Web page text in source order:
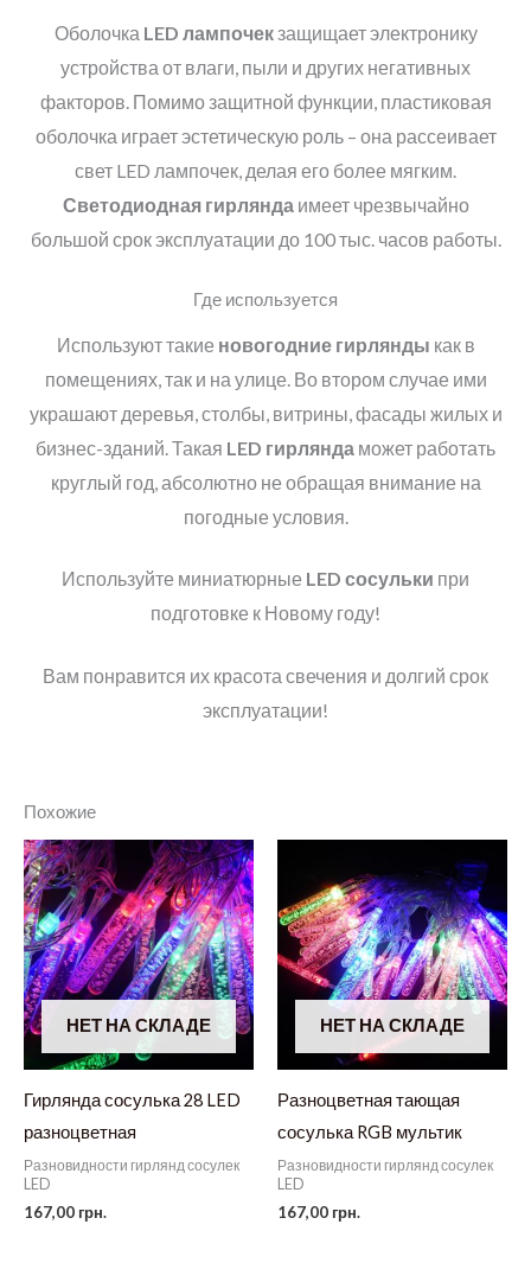
Оболочка LED лампочекзащищает электронику
устройства от влаги, пыли и других негативных
факторов. Помимо защитной функции, пластиковая
оболочка играет эстетическую роль – она рассеивает
свет LED лампочек, делая его более мягким.
Светодиодная гирлянда имеет чрезвычайно
большой срок эксплуатации до 100 тыс. часов работы.
Где используется
Используют такие новогодние гирлянды как в
помещениях, так и на улице. Во втором случае ими
украшают деревья, столбы, витрины, фасады жилых и
бизнес-зданий. Такая LED гирлянда может работать
круглый год, абсолютно не обращая внимание на
погодные условия.
Используйте миниатюрные LED сосульки при
подготовке к Новому году!
Вам понравится их красота свечения и долгий срок
эксплуатации!
Похожие
НЕТ НА СКЛАДЕ
Гирлянда сосулька 28 LED
разноцветная
Разновидности гирлянд сосулек
LED
167,00 грн.
НЕТ НА СКЛАДЕ
Разноцветная тающая
сосулька RGB мультик
Разновидности гирлянд сосулек
LED
167,00 грн.